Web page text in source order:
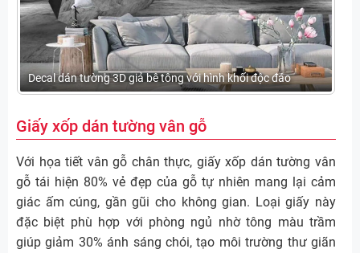
Decal dán tường 3D giả bê tông với hình khối độc đáo
Giấy xốp dán tường vân gỗ
Với họa tiết vân gỗ chân thực, giấy xốp dán tường vân
gỗ tái hiện 80% vẻ đẹp của gỗ tự nhiên mang lại cảm
giác ấm cúng, gần gũi cho không gian. Loại giấy này
đặc biệt phù hợp với phòng ngủ nhờ tông màu trầm
giúp giảm 30% ánh sáng chói, tạo môi trường thư giãn